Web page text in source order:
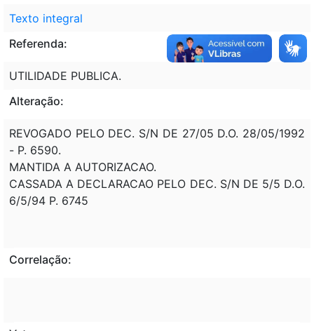
Texto integral
Referenda:
UTILIDADE PUBLICA.
Alteração:
REVOGADO PELO DEC. S/N DE 27/05 D.O. 28/05/1992
- P. 6590.
MANTIDA A AUTORIZACAO.
CASSADA A DECLARACAO PELO DEC. S/N DE 5/5 D.O.
6/5/94 P. 6745
Correlação: